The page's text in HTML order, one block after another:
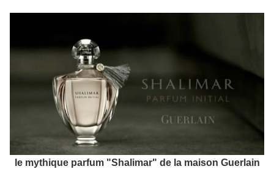
le mythique parfum "Shalimar" de la maison Guerlain